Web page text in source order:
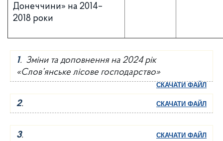
Донеччини» на 2014–
2018 роки
1. Зміни та доповнення на 2024 рік
«Слов’янське лісове господарство»
СКАЧАТИ ФАЙЛ
2. СКАЧАТИ ФАЙЛ
3. СКАЧАТИ ФАЙЛ